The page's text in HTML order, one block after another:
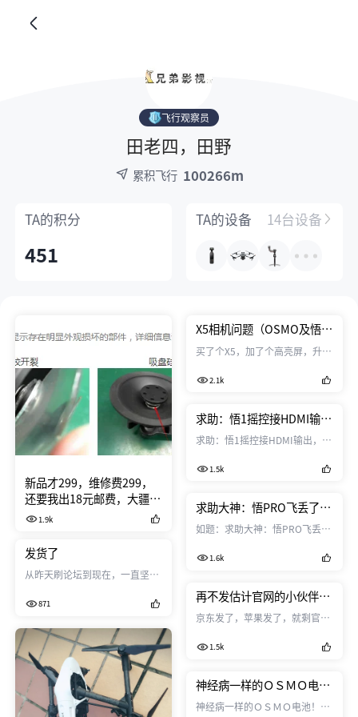
飞行观察员
田老四，田野
累积飞行 100266m
TA的积分
451
TA的设备 14台设备
新品才299，维修费299，
还要我出18元邮费，大疆售
后你出来，看你傻的份上我
1.9k
X5相机问题（OSMO及悟
1），求助
买了个X5，加了个高亮屏，升级
题： 1、悟1升级固件后，无论
30-50米（注：非禁飞区）；
示有音频指示，但高亮屏监听口
及输出口均无声音输出，（录制
2.1k
求助：悟1摇控接HDMI输
出，手机APP显示图传无连
接，何解？
求助：悟1摇控接HDMI输出，手
1.5k
求助大神：悟PRO飞丢了，
如何找坐标？
如题：求助大神：悟PRO飞丢
号，在那里看航线和坐标？
1.6k
发货了
从昨天刷论坛到现在，一直坚持
们管理也不容易，但是这似乎不
我，我也有忍不住的时候！
871
再不发估计官网的小伙伴们
真抱不住火了
京东发了，苹果发了，就剩官网
多礼拜了，十月二号官网的单量
发？反正也得罪不了几个人，还
没谁了！我10月2号上午的套装
1.5k
神经病一样的ＯＳＭＯ电
池！
神经病一样的ＯＳＭＯ电池！我